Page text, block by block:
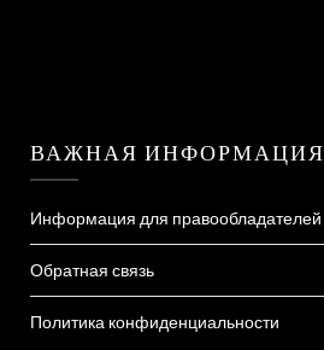
ВАЖНАЯ ИНФОРМАЦИЯ
Информация для правообладателей
Обратная связь
Политика конфиденциальности